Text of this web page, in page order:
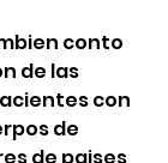
conto
de las
con
de
de paises